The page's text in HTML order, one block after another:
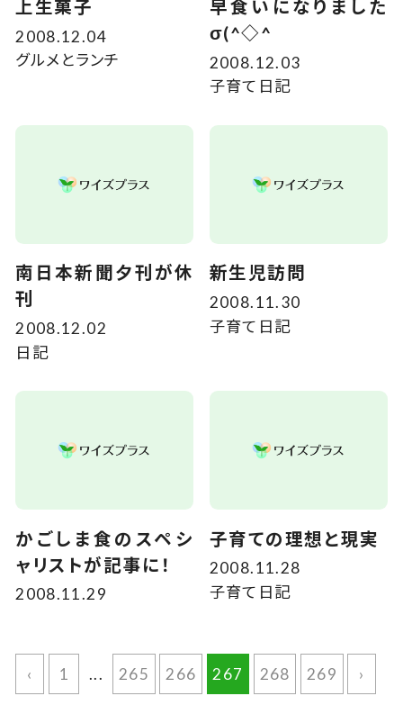
上生菓子
2008.12.04
グルメとランチ
早食いになりました
σ(^◇^
2008.12.03
子育て日記
南日本新聞夕刊が休
刊
2008.12.02
日記
新生児訪問
2008.11.30
子育て日記
かごしま食のスペシ
ャリストが記事に！
2008.11.29
子育ての理想と現実
2008.11.28
子育て日記
1
‹ ... 265 266 267 268 269 ›